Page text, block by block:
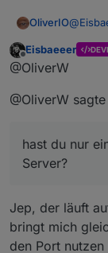
OliverIO@
Die
Der
und
Offline
Eisbaeeer
@OliverW
@OliverW
hast du nur
Server?
Jep, der läuft
bringt mich
den Port